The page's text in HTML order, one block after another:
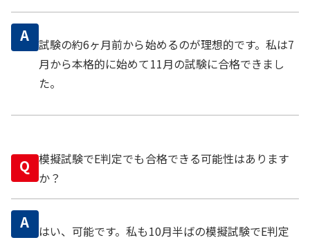
A 試験の約6ヶ月前から始めるのが理想的です。私は7
月から本格的に始めて11月の試験に合格できまし
た。
Q 模擬試験でE判定でも合格できる可能性はあります
か？
A
はい、可能です。私も10月半ばの模擬試験でE判定